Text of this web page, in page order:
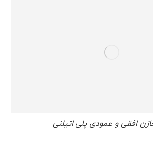
افقی و عمودی پلی اتیلنی